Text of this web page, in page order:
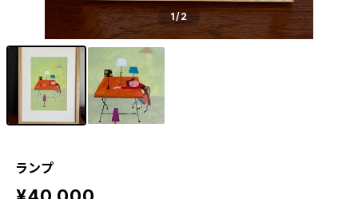
1/2
ランプ